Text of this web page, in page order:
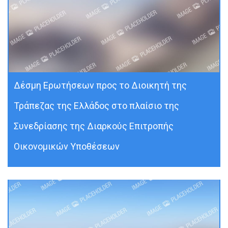
Δέσμη Ερωτήσεων προς το Διοικητή της
Τράπεζας της Ελλάδος στο πλαίσιο της
Συνεδρίασης της Διαρκούς Επιτροπής
Οικονομικών Υποθέσεων